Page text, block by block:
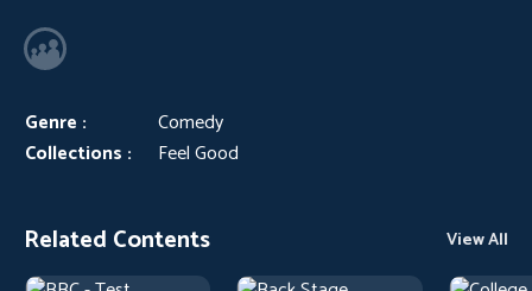
Genre :
Comedy
Collections :
Feel Good
Related Contents View All